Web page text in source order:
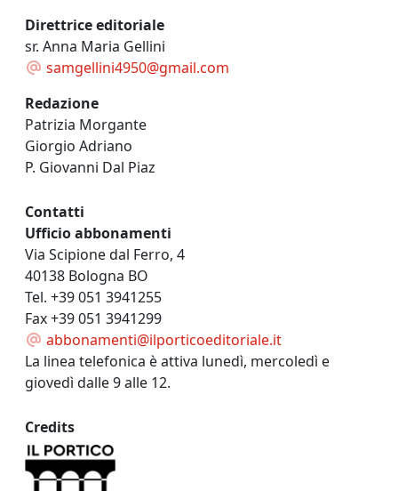
Direttrice editoriale
sr. Anna Maria Gellini
samgellini4950@gmail.com
Redazione
Patrizia Morgante
Giorgio Adriano
P. Giovanni Dal Piaz
Contatti
Ufficio abbonamenti
Via Scipione dal Ferro, 4
40138 Bologna BO
Tel. +39 051 3941255
Fax +39 051 3941299
abbonamenti@ilporticoeditoriale.it
La linea telefonica è attiva lunedì, mercoledì e
giovedì dalle 9 alle 12.
Credits